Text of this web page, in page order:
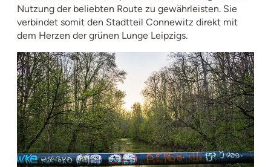
Nutzung der beliebten Route zu gewährleisten. Sie
verbindet somit den Stadtteil Connewitz direkt mit
dem Herzen der grünen Lunge Leipzigs.